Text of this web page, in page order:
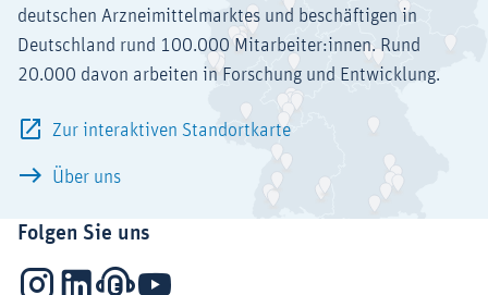
deutschen Arzneimittelmarktes und beschäftigen in
Deutschland rund 100.000 Mitarbeiter:innen. Rund
20.000 davon arbeiten in Forschung und Entwicklung.
Zur interaktiven Standortkarte
Über uns
Folgen Sie uns